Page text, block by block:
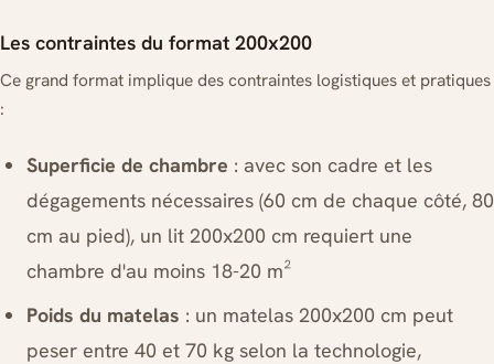
Les contraintes du format 200x200
Ce grand format implique des contraintes logistiques et pratiques
:
Superficie de chambre : avec son cadre et les
dégagements nécessaires (60 cm de chaque côté, 80
cm au pied), un lit 200x200 cm requiert une
chambre d'au moins 18-20 m²
Poids du matelas : un matelas 200x200 cm peut
peser entre 40 et 70 kg selon la technologie,